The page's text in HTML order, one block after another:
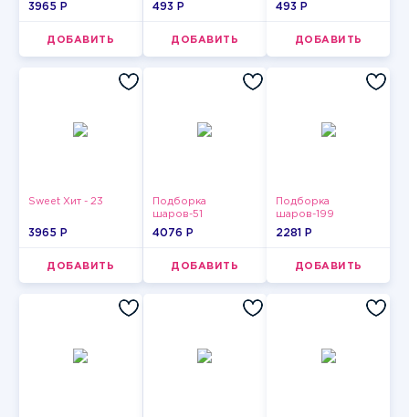
3965 P
ДОБАВИТЬ
493 P
ДОБАВИТЬ
493 P
ДОБАВИТЬ
Sweet Хит - 23
3965 P
ДОБАВИТЬ
Подборка
шаров-51
4076 P
ДОБАВИТЬ
Подборка
шаров-199
2281 P
ДОБАВИТЬ